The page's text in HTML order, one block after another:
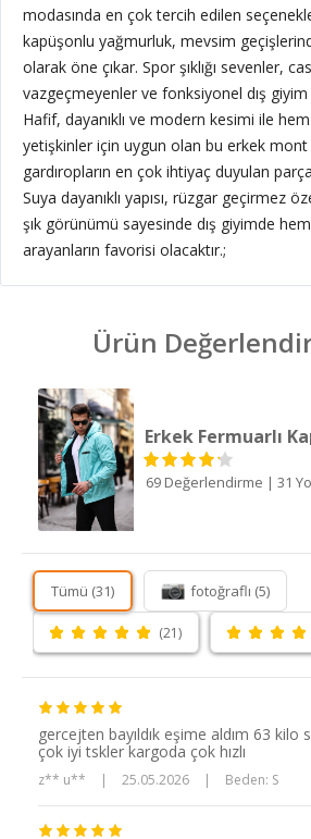
modasında en çok tercih edilen
kapüşonlu yağmurluk, mevsim
olarak öne çıkar. Spor şıklığı sevenler,
vazgeçmeyenler ve fonksiyonel dış
Hafif, dayanıklı ve modern kesimi ile
yetişkinler için uygun olan bu erkek mont
gardıropların en çok ihtiyaç duyulan
Suya dayanıklı yapısı, rüzgar geçirmez
şık görünümü sayesinde dış giyimde
arayanların favorisi olacaktır.;
Ürün
69 Değerlendirme | 31
Tümü (31) fotoğraflı (5)
(21)
gercejten bayıldık eşime aldım 63
çok iyi tskler kargoda çok hızlı
z** u** | 25.05.2026 | Beden: S